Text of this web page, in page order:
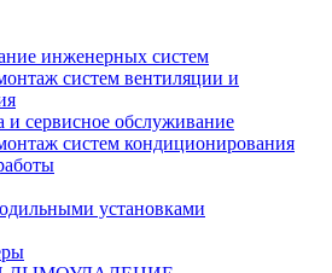
инженерных систем
систем вентиляции и
и сервисное обслуживание
систем кондиционирования
установками